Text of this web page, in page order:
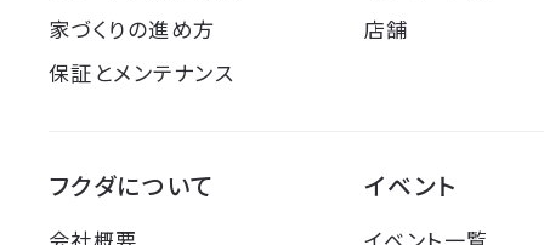
家づくりの進め方
保証とメンテナンス
店舗
フクダについて イベント